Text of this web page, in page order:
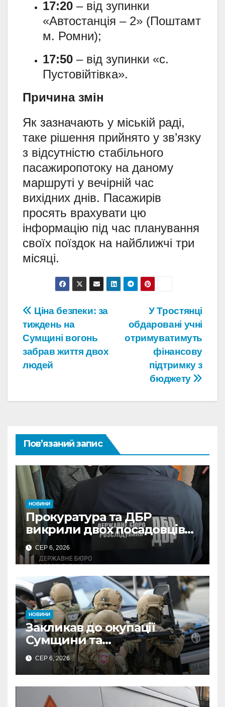
17:20 – від зупинки
«Автостанція – 2» (Поштамт
м. Ромни);
17:50 – від зупинки «с.
Пустовійтівка».
Причина змін
Як зазначають у міській раді,
таке рішення прийнято у зв’язку
з відсутністю стабільного
пасажиропотоку на даному
маршруті у вечірній час
вихідних днів. Пасажирів
просять врахувати цю
інформацію під час планування
своїх поїздок на найближчі три
місяці.
Навігація
записів
У Тростянці
обдаровані учні
отримуватимуть
фінансову
підтримку з
бюджету
Ціна безпеки: за
тиждень на
Сумщині вогонь
забрав життя двох
людей
Пов’язаний запис
НОВИНИ
Прокуратура та ДБР
викрили двох посадовців
ДПС Сумщини на вимаганні
неправомірної вигоди у
ФОПа
СЕР 6, 2026
НОВИНИ
Закликав до окупації
Сумщини та
виправдовував обстріли:
СБУ викрила
прокремлівського агітатора
з Охтирки
СЕР 6, 2026